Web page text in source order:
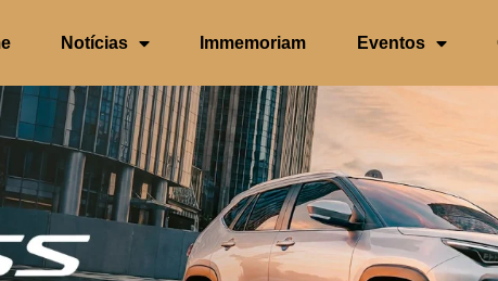
Notícias Immemoriam Eventos